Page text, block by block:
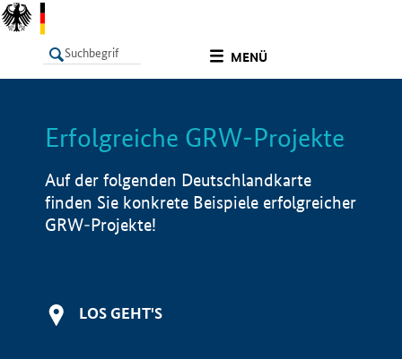
MENÜ
LISTE Info
Erfolgreiche GRW-Projekte
Auf der folgenden Deutschlandkarte
finden Sie konkrete Beispiele erfolgreicher
GRW-Projekte!
LOS GEHT'S